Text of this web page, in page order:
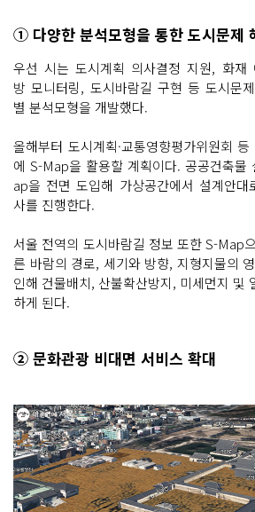
① 다양한 분석모형을 통한 도시문제
우선 시는 도시계획 의사결정 지원, 화재
방 모니터링, 도시바람길 구현 등 도시문
별 분석모형을 개발했다.
올해부터 도시계획·교통영향평가위원회
에 S-Map을 활용할 계획이다. 공공건축물
ap을 전면 도입해 가상공간에서 설계안대
사를 진행한다.
서울 전역의 도시바람길 정보 또한 S-Map
른 바람의 경로, 세기와 방향, 지형지물의
인해 건물배치, 산불확산방지, 미세먼지 및
하게 된다.
② 문화관광 비대면 서비스 확대